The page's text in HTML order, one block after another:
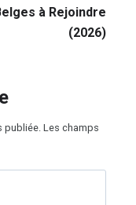
à Rejoindre
(2026)
publiée. Les champs